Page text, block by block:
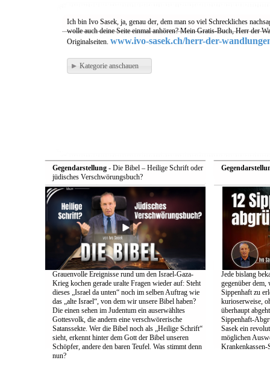
Ich bin Ivo Sasek, ja, genau der, dem man so viel Schreckliches
wolle auch deine Seite einmal anhören? Mein Gratis-Buch, Herr der
Originalseiten. www.ivo-sasek.ch/herr-der-
Kategorie anschauen
Gegendarstellung- Die Bibel – Heilige Schrift oder
jüdisches Verschwörungsbuch?
Grauenvolle Ereignisse rund um den Israel-Gaza-
Krieg kochen gerade uralte Fragen wieder auf: Steht
dieses „Israel da unten“ noch im selben Auftrag wie
das „alte Israel“, von dem wir unsere Bibel haben?
Die einen sehen im Judentum ein auserwähltes
Gottesvolk, die andern eine verschwörerische
Satanssekte. Wer die Bibel noch als „Heilige Schrift“
sieht, erkennt hinter dem Gott der Bibel unseren
Schöpfer, andere den baren Teufel. Was stimmt denn
nun?
Jede bislang
gegenüber dem,
Sippenhaft zu
kurioserweise,
überhaupt
Sippenhaft-
Sasek ein
möglichen
Krankenkassen-